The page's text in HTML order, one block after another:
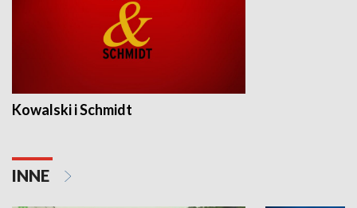
Kowalski i Schmidt
INNE